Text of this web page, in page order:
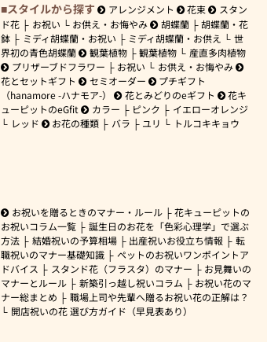
スタイルから探す アレンジメント 花束
スタン
ド花
お祝い お供え・お悔やみ 胡蝶蘭
胡蝶蘭・花
鉢
ミディ胡蝶蘭・お祝い ミディ胡蝶蘭・お供え
世
界初の青色胡蝶蘭
観葉植物 観葉植物
産直多肉植物
プリザーブドフラワー
お祝い
お供え・お悔やみ
花とセットギフト
セミオーダー
プチギフト
（hanamore -ハナモア-）
花とみどりのeギフト
花キ
ューピットのeGfit
カラー ピンク
イエローオレンジ
レッド
お花の種類 バラ ユリ トルコキキョウ
お祝いを贈るときのマナー・ルール
花キューピットの
お祝いコラム一覧
誕生日のお花を「色彩心理学」で選ぶ
方法
結婚祝いの予算相場 出産祝いお役立ち情報
転
職祝いのマナー基礎知識
ペットのお祝いワンポイントア
ドバイス
スタンド花（フラスタ）のマナー
お見舞いの
マナーとルール
新築引っ越し祝いコラム
お祝い花のマ
ナー総まとめ
職場上司や先輩へ贈るお祝い花の正解は？
開店祝いの花 選び方ガイド（早見表あり）